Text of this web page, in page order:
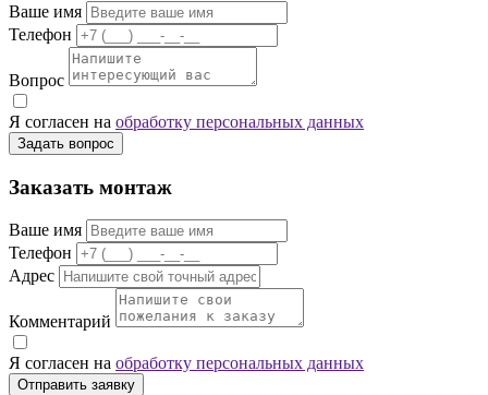
Ваше имя
Телефон
Вопрос
Я согласен на обработку персональных данных
Задать вопрос
Заказать монтаж
Ваше имя
Телефон
Адрес
Комментарий
Я согласен на обработку персональных данных
Отправить заявку